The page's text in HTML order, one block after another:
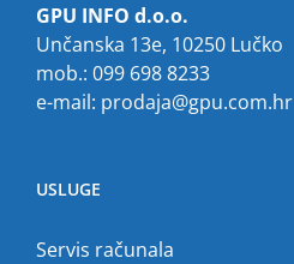
GPU INFO d.o.o.
Unčanska 13e, 10250 Lučko
mob.: 099 698 8233
e-mail: prodaja@gpu.com.hr
USLUGE
Servis računala